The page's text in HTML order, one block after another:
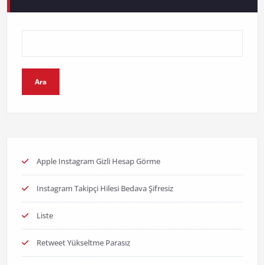
Ara
Apple Instagram Gizli Hesap Görme
Instagram Takipçi Hilesi Bedava Şifresiz
Liste
Retweet Yükseltme Parasız